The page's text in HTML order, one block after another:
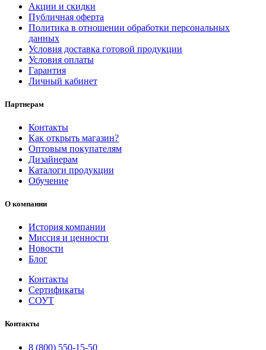
Акции и скидки
Публичная оферта
Политика в отношении обработки персональных
данных
Условия доставка готовой продукции
Условия оплаты
Гарантия
Личный кабинет
Партнерам
Контакты
Как открыть магазин?
Оптовым покупателям
Дизайнерам
Каталоги продукции
Обучение
О компании
История компании
Миссия и ценности
Новости
Блог
Контакты
Сертификаты
СОУТ
Контакты
8 (800) 550-15-50